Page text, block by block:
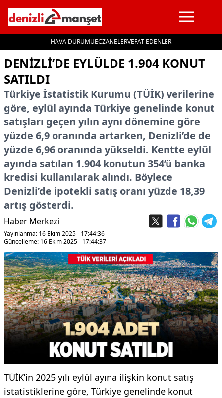
HAVA DURUMUECZANELERVEFAT EDENLER
İçeriğe geç
DENİZLİ’DE EYLÜLDE 1.904 KONUT
SATILDI
Türkiye İstatistik Kurumu (TÜİK) verilerine
göre, eylül ayında Türkiye genelinde konut
satışları geçen yılın aynı dönemine göre
yüzde 6,9 oranında artarken, Denizli’de de
yüzde 6,96 oranında yükseldi. Kentte eylül
ayında satılan 1.904 konutun 354’ü banka
kredisi kullanılarak alındı. Böylece
Denizli’de ipotekli satış oranı yüzde 18,39
artış gösterdi.
Haber Merkezi
Yayınlanma: 16 Ekim 2025 - 17:44:36
Güncelleme: 16 Ekim 2025 - 17:44:37
TÜİK’in 2025 yılı eylül ayına ilişkin konut satış
istatistiklerine göre, Türkiye genelinde konut